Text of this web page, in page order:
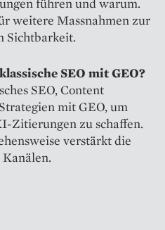
führen und warum.
weitere Massnahmen zur
Sichtbarkeit.
SEO mit GEO?
SEO, Content
mit GEO, um
Zitierungen zu schaffen.
verstärkt die